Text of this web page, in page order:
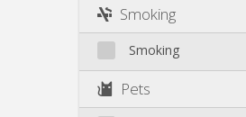
Smoking
Smoking
Pets